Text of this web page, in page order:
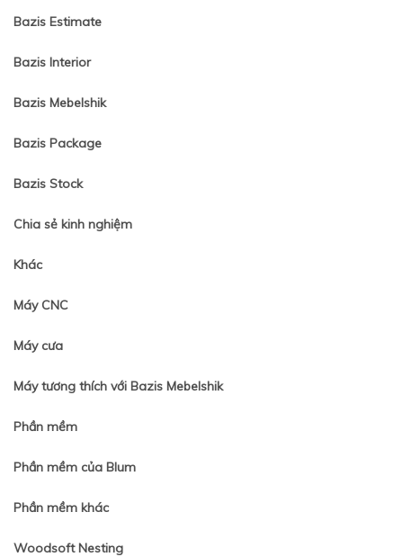
Bazis Estimate
Bazis Interior
Bazis Mebelshik
Bazis Package
Bazis Stock
Chia sẻ kinh nghiệm
Khác
Máy CNC
Máy cưa
Máy tương thích với Bazis Mebelshik
Phần mềm
Phần mềm của Blum
Phần mềm khác
Woodsoft Nesting